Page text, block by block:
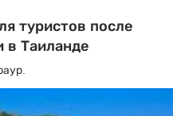
туристов после
в Таиланде